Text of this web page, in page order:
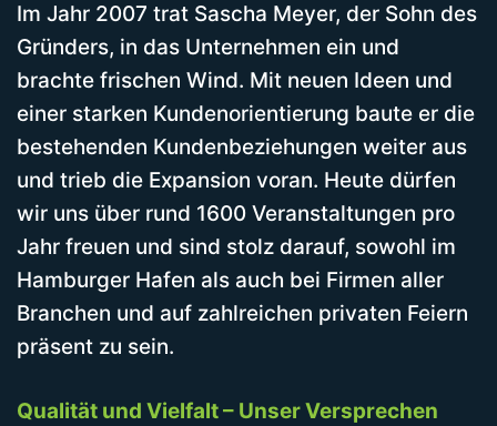
Im Jahr 2007 trat Sascha Meyer, der Sohn des
Gründers, in das Unternehmen ein und
brachte frischen Wind. Mit neuen Ideen und
einer starken Kundenorientierung baute er die
bestehenden Kundenbeziehungen weiter aus
und trieb die Expansion voran. Heute dürfen
wir uns über rund 1600 Veranstaltungen pro
Jahr freuen und sind stolz darauf, sowohl im
Hamburger Hafen als auch bei Firmen aller
Branchen und auf zahlreichen privaten Feiern
präsent zu sein.
Qualität und Vielfalt – Unser Versprechen